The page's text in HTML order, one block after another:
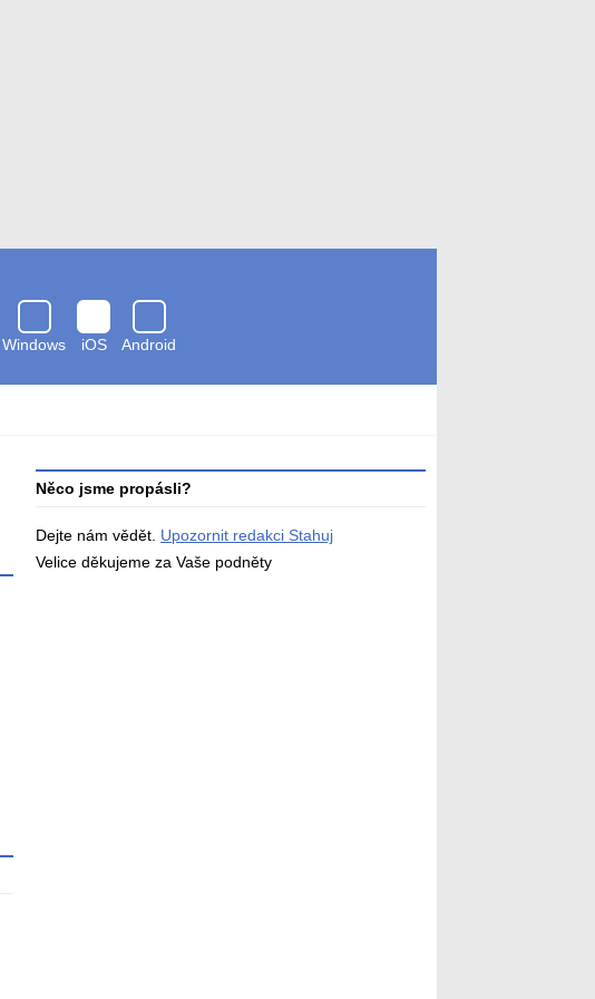
Windows
iOS
Android
antivirem
Něco jsme propásli?
Dejte nám vědět. Upozornit redakci Stahuj
Velice děkujeme za Vaše podněty